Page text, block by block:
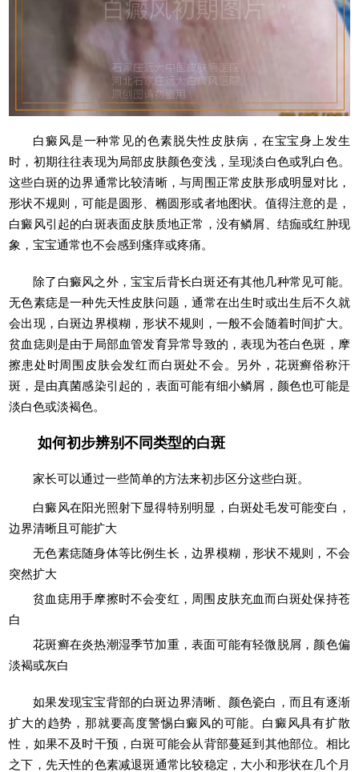
白癜风是一种常见的色素脱失性皮肤病，在宝宝身上发生
时，初期往往表现为局部皮肤颜色变浅，呈现淡白色或乳白色。
这些白斑的边界通常比较清晰，与周围正常皮肤形成明显对比，
形状不规则，可能是圆形、椭圆形或者地图状。值得注意的是，
白癜风引起的白斑表面皮肤质地正常，没有鳞屑、结痂或红肿现
象，宝宝通常也不会感到瘙痒或疼痛。
除了白癜风之外，宝宝后背长白斑还有其他几种常见可能。
无色素痣是一种先天性皮肤问题，通常在出生时或出生后不久就
会出现，白斑边界模糊，形状不规则，一般不会随着时间扩大。
贫血痣则是由于局部血管发育异常导致的，表现为苍白色斑，摩
擦患处时周围皮肤会发红而白斑处不会。另外，花斑癣俗称汗
斑，是由真菌感染引起的，表面可能有细小鳞屑，颜色也可能是
淡白色或淡褐色。
如何初步辨别不同类型的白斑
家长可以通过一些简单的方法来初步区分这些白斑。
白癜风在阳光照射下显得特别明显，白斑处毛发可能变白，
边界清晰且可能扩大
无色素痣随身体等比例生长，边界模糊，形状不规则，不会
突然扩大
贫血痣用手摩擦时不会变红，周围皮肤充血而白斑处保持苍
白
花斑癣在炎热潮湿季节加重，表面可能有轻微脱屑，颜色偏
淡褐或灰白
如果发现宝宝背部的白斑边界清晰、颜色瓷白，而且有逐渐
扩大的趋势，那就要高度警惕白癜风的可能。白癜风具有扩散
性，如果不及时干预，白斑可能会从背部蔓延到其他部位。相比
之下，先天性的色素减退斑通常比较稳定，大小和形状在几个月